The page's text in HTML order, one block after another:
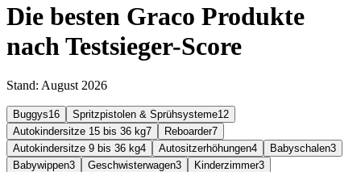
Die besten Graco Produkte
nach Testsieger-Score
Stand: August 2026
Buggys16 Spritzpistolen & Sprühsysteme12
Autokindersitze 15 bis 36 kg7 Reboarder7
Autokindersitze 9 bis 36 kg4 Autositzerhöhungen4 Babyschalen3
Babywippen3 Geschwisterwagen3 Kinderzimmer3